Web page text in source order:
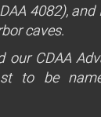
4082),
caves.
our CDAA
to be